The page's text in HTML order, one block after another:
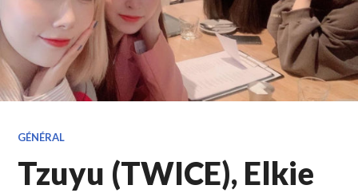
GÉNÉRAL
Tzuyu (TWICE), Elkie